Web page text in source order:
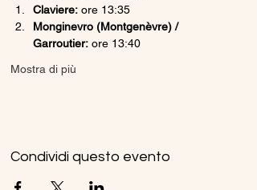
Claviere: ore 13:35
Monginevro (Montgenèvre) /
Garroutier: ore 13:40
Mostra di più
Condividi questo evento